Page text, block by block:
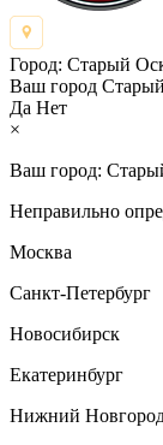
Город: Старый
Ваш город
Да Нет
×
Ваш город:
Неправильно
Москва
Санкт-Петербург
Новосибирск
Екатеринбург
Нижний